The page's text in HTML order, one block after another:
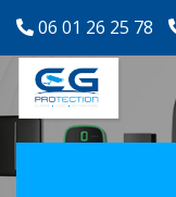
06 01 26 25 78